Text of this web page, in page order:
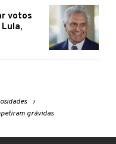
votos
grávidas